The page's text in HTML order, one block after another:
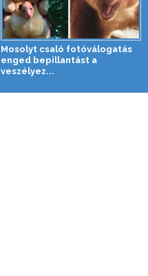
Mosolyt csaló fotóválogatás
enged bepillantást a
veszélyez...